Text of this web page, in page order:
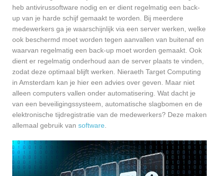
heb antivirussoftware nodig en er dient regelmatig een back-
up van je harde schijf gemaakt te worden. Bij meerdere
medewerkers ga je waarschijnlijk via een server werken, welke
ook beschermd moet worden tegen aanvallen van buitenaf en
waarvan regelmatig een back-up moet worden gemaakt. Ook
dient er regelmatig onderhoud aan de server plaats te vinden,
zodat deze optimaal blijft werken. Nieraeth Target Computing
in Amsterdam kan je hier een advies over geven. Maar niet
alleen computers vallen onder automatisering. Wat dacht je
van een beveiligingssysteem, automatische slagbomen en de
elektronische tijdregistratie van de medewerkers? Deze maken
allemaal gebruik van software.